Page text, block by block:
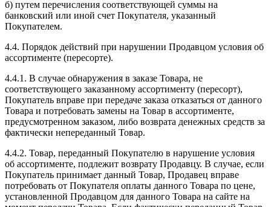
б) путем перечисления соответствующей суммы на
банковский или иной счет Покупателя, указанный
Покупателем.
4.4. Порядок действий при нарушении Продавцом условия об
ассортименте (пересорте).
4.4.1. В случае обнаружения в заказе Товара, не
соответствующего заказанному ассортименту (пересорт),
Покупатель вправе при передаче заказа отказаться от данного
Товара и потребовать замены на Товар в ассортименте,
предусмотренном заказом, либо возврата денежных средств за
фактически непереданный Товар.
4.4.2. Товар, переданный Покупателю в нарушение условия
об ассортименте, подлежит возврату Продавцу. В случае, если
Покупатель принимает данный Товар, Продавец вправе
потребовать от Покупателя оплаты данного Товара по цене,
установленной Продавцом для данного Товара на сайте на